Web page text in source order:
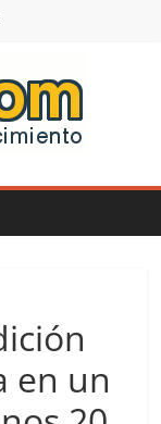
en un